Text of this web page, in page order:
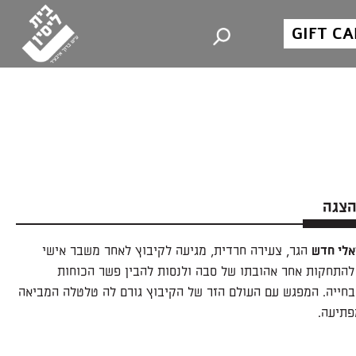
GIFT
חדש הגר, צעירה חרדית, מגיעה לקיבוץ לאחר משבר אישי
אחר אהובתו של סבה ולנסות להבין פשר הכוחות
המפגש עם העולם הזר של הקיבוץ גורם לה טלטלה המביאה